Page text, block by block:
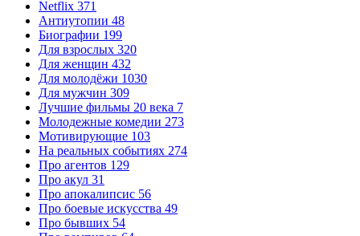
Netflix 371
Антиутопии 48
Биографии 199
Для взрослых 320
Для женщин 432
Для молодёжи 1030
Для мужчин 309
Лучшие фильмы 20 века 7
Молодежные комедии 273
Мотивирующие 103
На реальных событиях 274
Про агентов 129
Про акул 31
Про апокалипсис 56
Про боевые искусства 49
Про бывших 54